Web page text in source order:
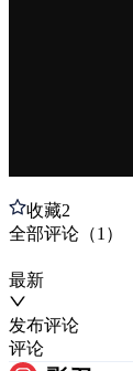
收藏2
全部评论 （1 ）
最新
发布评论
评论